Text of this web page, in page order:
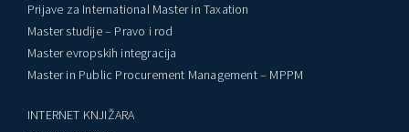
Prijave za International Master in Taxation
Master studije – Pravo i rod
Master evropskih integracija
Master in Public Procurement Management – MPPM
INTERNET KNJIŽARA